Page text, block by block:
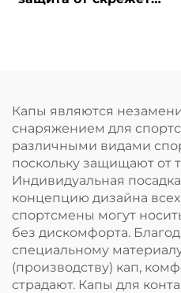
зубные капы
Капы являются
снаряжением для
различными видами
поскольку защищают от
Индивидуальная
концепцию дизайна
спортсмены могут
без дискомфорта.
специальному
(производству) кап,
страдают. Капы для